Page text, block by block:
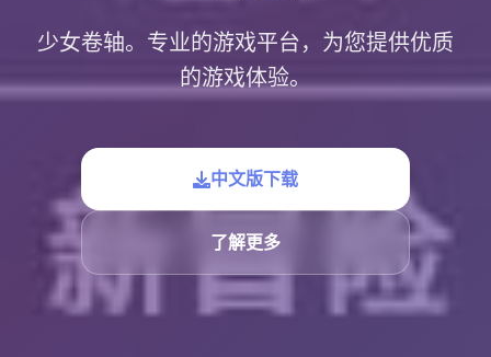
少女卷轴。专业的游戏平台，为您提供优质
的游戏体验。
中文版下载
了解更多